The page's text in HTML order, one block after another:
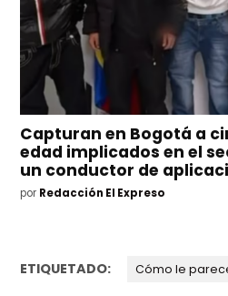
Capturan en Bogotá a
edad implicados en el
un conductor de
por Redacción El Expreso
ETIQUETADO: Cómo le